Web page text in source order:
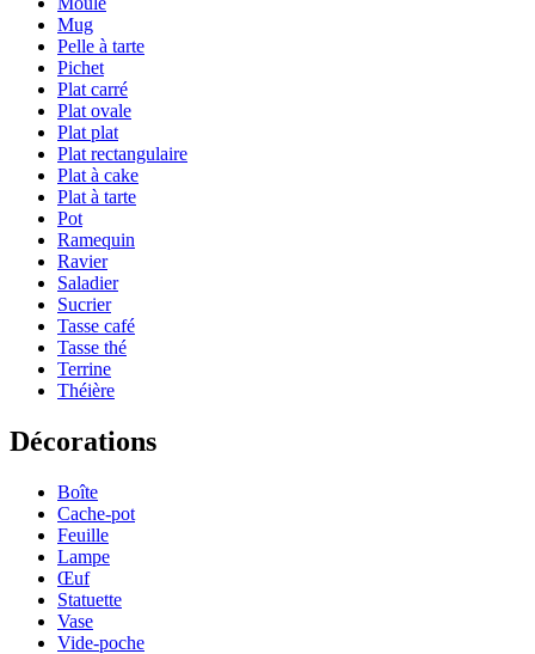
Mug
Pelle à tarte
Pichet
Plat carré
Plat ovale
Plat plat
Plat rectangulaire
Plat à cake
Plat à tarte
Pot
Ramequin
Ravier
Saladier
Sucrier
Tasse café
Tasse thé
Terrine
Théière
Décorations
Boîte
Cache-pot
Feuille
Lampe
Œuf
Statuette
Vase
Vide-poche